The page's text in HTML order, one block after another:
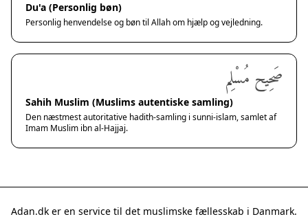
Du'a (Personlig bøn)
Personlig henvendelse og bøn til Allah om hjælp og vejledning.
صَحِيح مُسْلِم
Sahih Muslim (Muslims autentiske samling)
Den næstmest autoritative hadith-samling i sunni-islam, samlet af
Imam Muslim ibn al-Hajjaj.
Adan.dk er en service til det muslimske fællesskab i Danmark.